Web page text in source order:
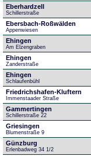
Eberhardzell
Schillerstraße
Ebersbach-Roßwälden
Appenwiesen
Ehingen
Am Elzengraben
Ehingen
Zanderstraße
Ehingen
Schlaufenbühl
Friedrichshafen-Kluftern
Immenstaader Straße
Gammertingen
Schillerstraße 22
Griesingen
Blumenstraße 9
Günzburg
Erlenbadweg 34 1/2